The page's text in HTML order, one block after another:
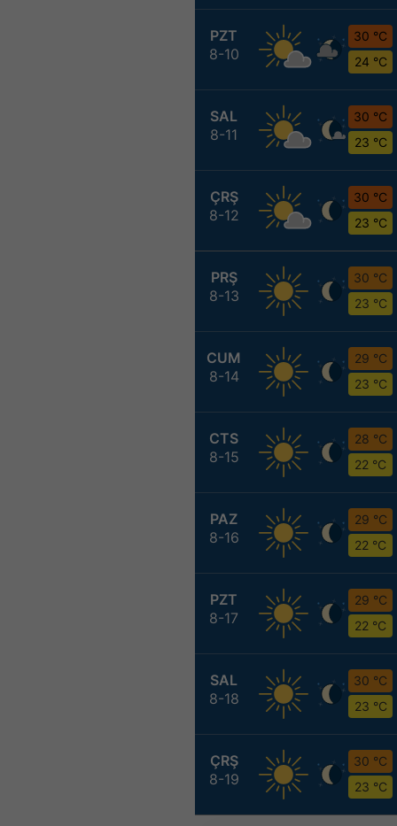
PZT
8-10
30 °C
24 °C
SAL
8-11
30 °C
23 °C
ÇRŞ
8-12
30 °C
23 °C
PRŞ
8-13
30 °C
23 °C
CUM
8-14
29 °C
23 °C
CTS
8-15
28 °C
22 °C
PAZ
8-16
29 °C
22 °C
PZT
8-17
29 °C
22 °C
SAL
8-18
30 °C
23 °C
ÇRŞ
8-19
30 °C
23 °C